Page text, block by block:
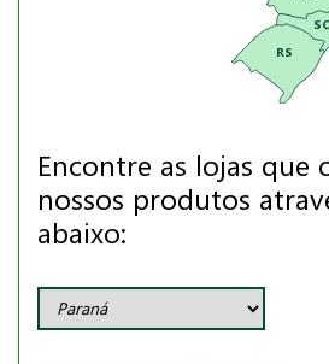
SC
RS
Encontre as lojas que
nossos produtos
abaixo: